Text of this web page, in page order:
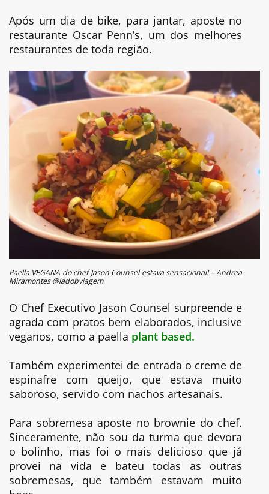
Após um dia de bike, para jantar, aposte no
restaurante Oscar Penn’s, um dos melhores
restaurantes de toda região.
Paella VEGANA do chef Jason Counsel estava sensacional! – Andrea
Miramontes @ladobviagem
O Chef Executivo Jason Counsel surpreende e
agrada com pratos bem elaborados, inclusive
veganos, como a paella plant based.
Também experimentei de entrada o creme de
espinafre com queijo, que estava muito
saboroso, servido com nachos artesanais.
Para sobremesa aposte no brownie do chef.
Sinceramente, não sou da turma que devora
o bolinho, mas foi o mais delicioso que já
provei na vida e bateu todas as outras
sobremesas, que também estavam muito